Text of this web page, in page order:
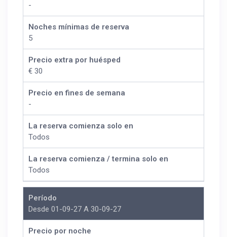
-
Noches mínimas de reserva
5
Precio extra por huésped
€ 30
Precio en fines de semana
-
La reserva comienza solo en
Todos
La reserva comienza / termina solo en
Todos
Período
Desde 01-09-27 A 30-09-27
Precio por noche